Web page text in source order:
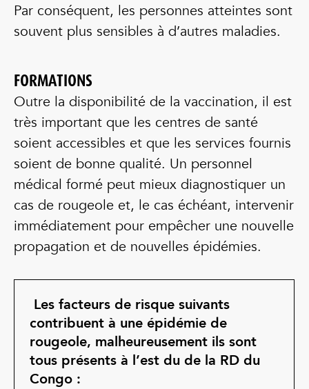
Par conséquent, les personnes atteintes sont
souvent plus sensibles à d’autres maladies.
FORMATIONS
Outre la disponibilité de la vaccination, il est
très important que les centres de santé
soient accessibles et que les services fournis
soient de bonne qualité. Un personnel
médical formé peut mieux diagnostiquer un
cas de rougeole et, le cas échéant, intervenir
immédiatement pour empêcher une nouvelle
propagation et de nouvelles épidémies.
Les facteurs de risque suivants
contribuent à une épidémie de
rougeole, malheureusement ils sont
tous présents à l’est du de la RD du
Congo :